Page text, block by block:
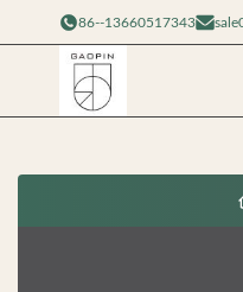
86--13660517343